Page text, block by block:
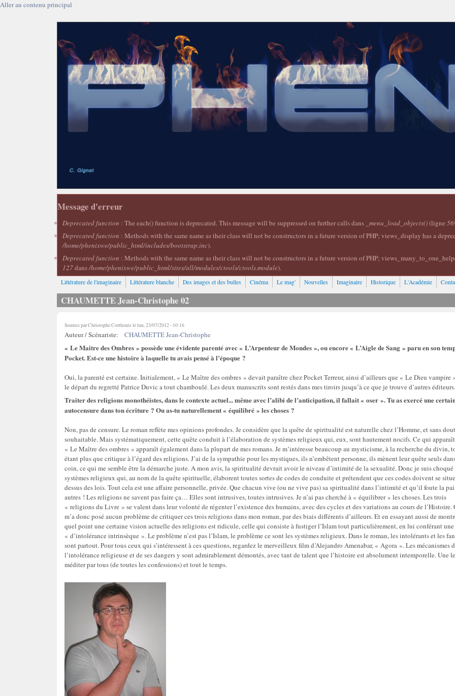
Aller au contenu principal
Message d'erreur
Deprecated function : The each() function is deprecated. This message will be suppressed on further calls dans _menu_load_objects()(ligne
Deprecated function : Methods with the same name as their class will not be constructors in a future version of PHP; views_display has a
/home/phenixwe/public_html/includes/bootstrap.inc).
Deprecated function : Methods with the same name as their class will not be constructors in a future version of PHP;
127dans/home/phenixwe/public_html/sites/all/modules/ctools/ctools.module).
Littérature de l'imaginaire Littérature blanche Des images et des bulles Cinéma Le mag' Nouvelles Imaginaire Historique L'Académie
CHAUMETTE Jean-Christophe 02
Soumis parChristophe Corthoutsle lun, 23/07/2012 - 10:16
Auteur / Scénariste: CHAUMETTE Jean-Christophe
« Le Maitre des Ombres » possède une évidente parenté avec « L’Arpenteur de Mondes », ou encore « L’Aigle de Sang » paru en son
Pocket. Est-ce une histoire à laquelle tu avais pensé à l’époque ?
Oui, la parenté est certaine. Initialement, « Le Maître des ombres » devait paraître chez Pocket Terreur, ainsi d’ailleurs que « Le Dieu vampire
le départ du regretté Patrice Duvic a tout chamboulé. Les deux manuscrits sont restés dans mes tiroirs jusqu’à ce que je trouve d’autres éditeurs.
Traiter des religions monothéistes, dans le contexte actuel... même avec l’alibi de l’anticipation, il fallait « oser ». Tu as exercé une
autocensure dans ton écriture ? Ou as-tu naturellement « équilibré » les choses ?
Non, pas de censure. Le roman reflète mes opinions profondes. Je considère que la quête de spiritualité est naturelle chez l’Homme, et sans
souhaitable. Mais systématiquement, cette quête conduit à l’élaboration de systèmes religieux qui, eux, sont hautement nocifs. Ce qui
« Le Maître des ombres » apparaît également dans la plupart de mes romans. Je m’intéresse beaucoup au mysticisme, à la recherche du divin,
étant plus que critique à l’égard des religions. J’ai de la sympathie pour les mystiques, ils n’embêtent personne, ils mènent leur quête seuls
coin, ce qui me semble être la démarche juste. A mon avis, la spiritualité devrait avoir le niveau d’intimité de la sexualité. Donc je suis choqué
systèmes religieux qui, au nom de la quête spirituelle, élaborent toutes sortes de codes de conduite et prétendent que ces codes doivent se
dessus des lois. Tout cela est une affaire personnelle, privée. Que chacun vive (ou ne vive pas) sa spiritualité dans l’intimité et qu’il foute la
autres ! Les religions ne savent pas faire ça… Elles sont intrusives, toutes intrusives. Je n’ai pas cherché à « équilibrer » les choses. Les trois
« religions du Livre » se valent dans leur volonté de régenter l’existence des humains, avec des cycles et des variations au cours de l’Histoire.
m’a donc posé aucun problème de critiquer ces trois religions dans mon roman, par des biais différents d’ailleurs. Et en essayant aussi de
quel point une certaine vision actuelle des religions est ridicule, celle qui consiste à fustiger l’Islam tout particulièrement, en lui conférant une
« d’intolérance intrinsèque ». Le problème n’est pas l’Islam, le problème ce sont les systèmes religieux. Dans le roman, les intolérants et les
sont partout. Pour tous ceux qui s’intéressent à ces questions, regardez le merveilleux film d’Alejandro Amenabar, « Agora ». Les mécanismes
l’intolérance religieuse et de ses dangers y sont admirablement démontés, avec tant de talent que l’histoire est absolument intemporelle. Une
méditer par tous (de toutes les confessions) et tout le temps.